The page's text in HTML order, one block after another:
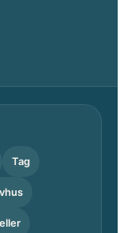
Tag